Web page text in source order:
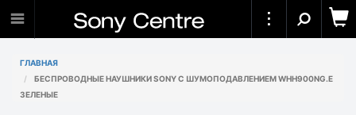
ГЛАВНАЯ
БЕСПРОВОДНЫЕ НАУШНИКИ SONY С ШУМОПОДАВЛЕНИЕМ WHH900NG.E
ЗЕЛЕНЫЕ